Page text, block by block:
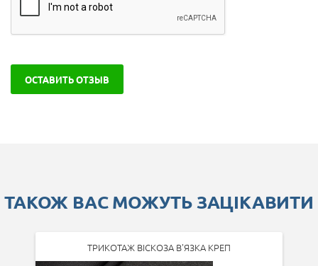
ОСТАВИТЬ ОТЗЫВ
ТАКОЖ ВАС МОЖУТЬ ЗАЦІКАВИТИ
ТРИКОТАЖ ВІСКОЗА В'ЯЗКА КРЕП